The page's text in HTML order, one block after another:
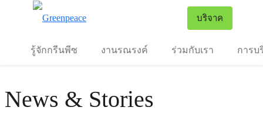
บริจาค
รู้จักกรีนพีซ งานรณรงค์ ร่วมกับเรา การบ
News & Stories